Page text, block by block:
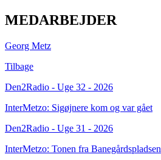
MEDARBEJDER
Georg Metz
Tilbage
Den2Radio - Uge 32 - 2026
InterMetzo: Sigøjnere kom og var gået
Den2Radio - Uge 31 - 2026
InterMetzo: Tonen fra Banegårdspladsen